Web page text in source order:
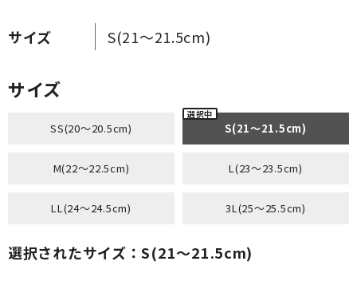
サイズ S(21～21.5cm)
サイズ
SS(20～20.5cm) S(21～21.5cm)
M(22～22.5cm) L(23～23.5cm)
LL(24～24.5cm) 3L(25～25.5cm)
選択されたサイズ：S(21～21.5cm)